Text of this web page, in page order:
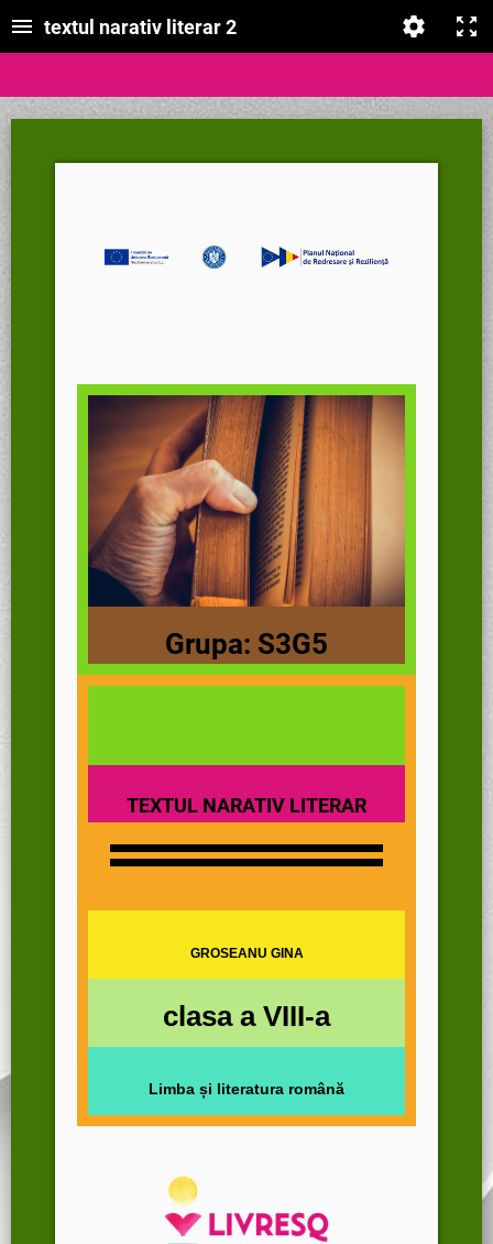
textul narativ literar 2
Grupa: S3G5
TEXTUL NARATIV LITERAR
GROSEANU GINA
clasa a VIII-a
Limba și literatura română